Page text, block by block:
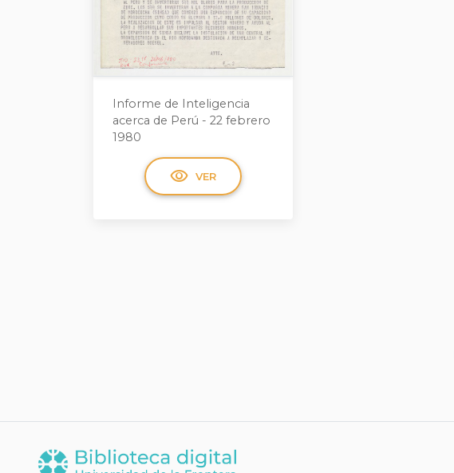
Informe de Inteligencia
acerca de Perú - 22 febrero
1980
visibility VER